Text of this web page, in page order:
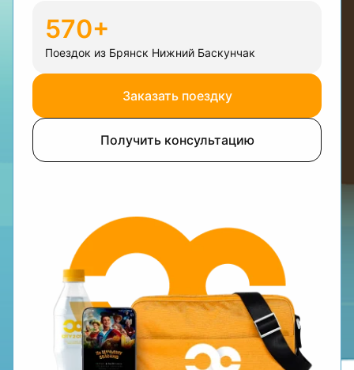
570+
Поездок из Брянск Нижний Баскунчак
Заказать поездку
Получить консультацию